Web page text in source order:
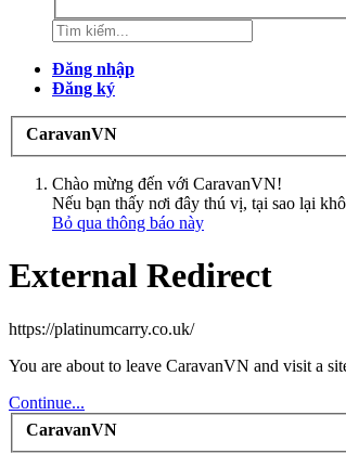
Đăng nhập
Đăng ký
CaravanVN
Chào mừng đến với CaravanVN!
Nếu bạn thấy nơi đây thú vị, tại sao lại
Bỏ qua thông báo này
External Redirect
https://platinumcarry.co.uk/
You are about to leave CaravanVN and visit a
Continue...
CaravanVN